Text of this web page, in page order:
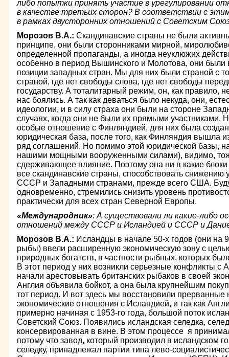
либо попытки принять участие в урегулировании
в качестве третьих сторон? В соответствии с
в рамках двусторонних отношений с Советским
Морозов В.А.: Скандинавские страны не были
принципе, они были сторонниками мирной,
определенной пропаганды, а иногда неуклюжих
особенно в период Вышинского и Молотова, они
позиции западных стран. Мы для них были страной с
страной, где нет свободы слова, где нет свободы
государству. А тоталитарный режим, он, как правило,
нас боялись. А так как деваться было некуда, они,
идеологии, и в силу страха они были на стороне
случаях, когда они не были их прямыми участниками.
особые отношение с Финляндией, для них была
юридическая база, после того, как Финляндия вышла
ряд соглашений. Но помимо этой юридической базы,
нашими мощными вооруженными силами), видимо,
сдерживающее влияние. Поэтому она ни в какие блоки
все скандинавские страны, способствовать
СССР и Западными странами, прежде всего США.
одновременно, стремились снизить уровень
практически для всех стран Северной Европы.
«Международник»: А существовали ли какие-либо
отношений между СССР и Исландией и СССР и
Морозов В.А.: Исландцы в начале 50-х годов (они на
рыбы) ввели расширенную экономическую зону с
природных богатств, в частности рыбных, которых
В этот период у них возникли серьезные конфликты с
начали арестовывать британских рыбаков в своей
Англия объявила бойкот, а она была крупнейшим
тот период. И вот здесь мы восстановили прерванные
экономические отношения с Исландией, и так как
примерно начиная с 1953-го года, большой поток
Советский Союз. Появились исландская селедка,
консервированная в вине. В этом процессе я
потому что завод, который производил в исландском
селедку, принадлежал партии типа лево-